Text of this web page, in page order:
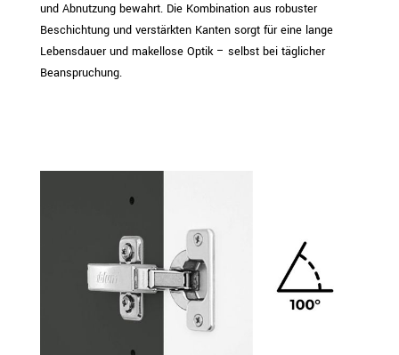
und Abnutzung bewahrt. Die Kombination aus robuster
Beschichtung und verstärkten Kanten sorgt für eine lange
Lebensdauer und makellose Optik – selbst bei täglicher
Beanspruchung.